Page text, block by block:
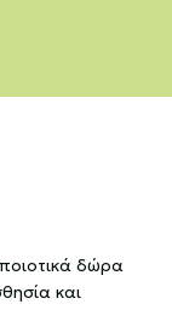
δώρα
και